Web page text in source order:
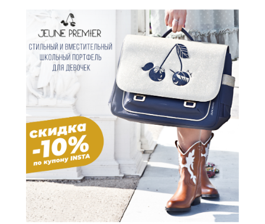
оставьте
заявку
проведем бесплатный
аудит и расскажем, как
улучшить результаты
или напишите нам в telegram
Ваше имя
@intop_click